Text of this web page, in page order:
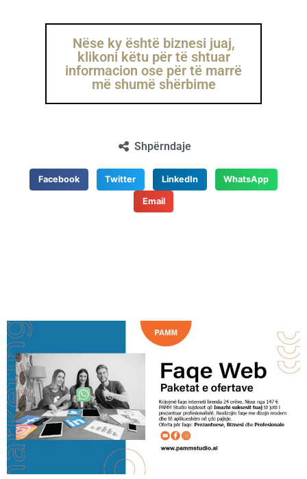
Nëse ky është biznesi juaj,
klikoni këtu për të shtuar
informacion ose për të marrë
më shumë shërbime
Shpërndaje
Facebook Twitter LinkedIn WhatsApp
Email